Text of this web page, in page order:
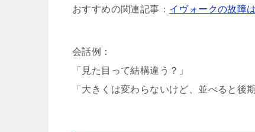
おすすめの関連記事： イヴォークの故障
会話例：
「見た目って結構違う？」
「大きくは変わらないけど、並べると後